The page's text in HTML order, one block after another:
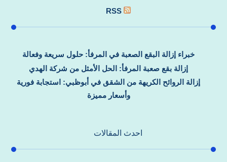
RSS
خبراء إزالة البقع الصعبة في المرفأ: حلول سريعة وفعالة
إزالة بقع صعبة المرفأ: الحل الأمثل من شركة الهدي
إزالة الروائح الكريهة من الشقق في أبوظبي: استجابة فورية
وأسعار مميزة
احدث المقالات